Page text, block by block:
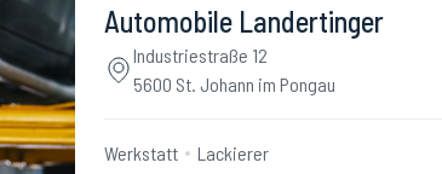
Automobile Landertinger
Industriestraße 12
5600 St. Johann im Pongau
Werkstatt Lackierer